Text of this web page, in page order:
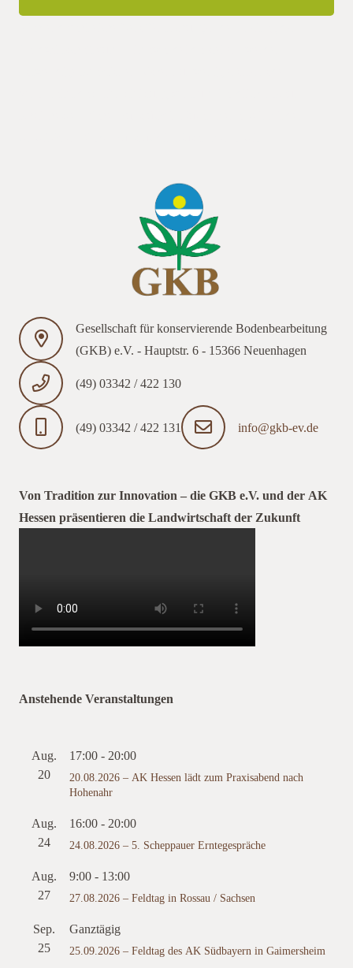
Gesellschaft für konservierende Bodenbearbeitung
(GKB) e.V. - Hauptstr. 6 - 15366 Neuenhagen
(49) 03342 / 422 130
(49) 03342 / 422 131 info@gkb-ev.de
Von Tradition zur Innovation – die GKB e.V. und der AK
Hessen präsentieren die Landwirtschaft der Zukunft
Anstehende Veranstaltungen
Aug.
20
17:00-20:00
20.08.2026 – AK Hessen lädt zum Praxisabend nach
Hohenahr
Aug.
24
16:00-20:00
24.08.2026 – 5. Scheppauer Erntegespräche
Aug.
27
9:00- 13:00
27.08.2026 – Feldtag in Rossau / Sachsen
Sep.
25
Ganztägig
25.09.2026 – Feldtag des AK Südbayern in Gaimersheim